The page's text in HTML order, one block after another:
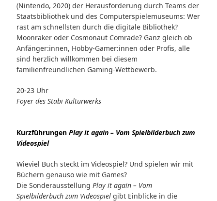
(Nintendo, 2020) der Herausforderung durch Teams der
Staatsbibliothek und des Computerspielemuseums: Wer
rast am schnellsten durch die digitale Bibliothek?
Moonraker oder Cosmonaut Comrade? Ganz gleich ob
Anfänger:innen, Hobby-Gamer:innen oder Profis, alle
sind herzlich willkommen bei diesem
familienfreundlichen Gaming-Wettbewerb.
20-23 Uhr
Foyer des Stabi Kulturwerks
Kurzführungen Play it again – Vom Spielbilderbuch zum
Videospiel
Wieviel Buch steckt im Videospiel? Und spielen wir mit
Büchern genauso wie mit Games?
Die Sonderausstellung Play it again – Vom
Spielbilderbuch zum Videospielgibt Einblicke in die